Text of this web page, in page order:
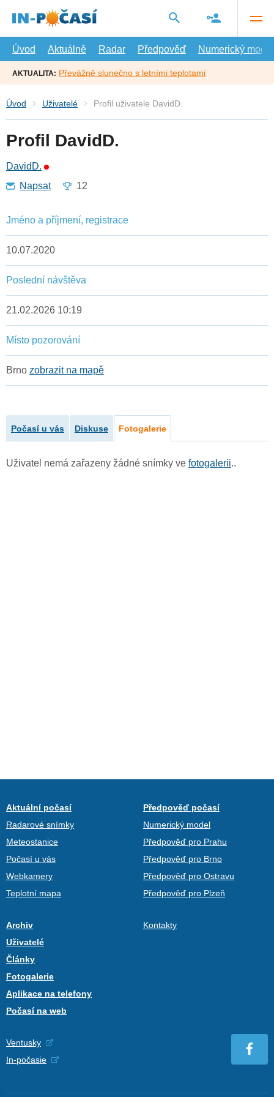
hlavní
Úvod
Aktuálně Radar Předpověď Numerický model
AKTUALITA: Převážně slunečno s letními teplotami
Úvod Uživatelé Profil uživatele DavidD.
Profil DavidD.
DavidD.
Napsat
12
Jméno a příjmení, registrace
10.07.2020
Poslední návštěva
21.02.2026 10:19
Místo pozorování
Brno zobrazit na mapě
Počasí u vás Diskuse Fotogalerie
Uživatel nemá zařazeny žádné snímky ve fotogalerii..
Aktuální počasí
Radarové snímky
Meteostanice
Počasí u vás
Webkamery
Teplotní mapa
Předpověď počasí
Numerický model
Předpověď pro Prahu
Předpověď pro Brno
Předpověď pro Ostravu
Předpověď pro Plzeň
Archiv
Uživatelé
Články
Fotogalerie
Aplikace na telefony
Počasí na web
Kontakty
Ventusky
In-počasie